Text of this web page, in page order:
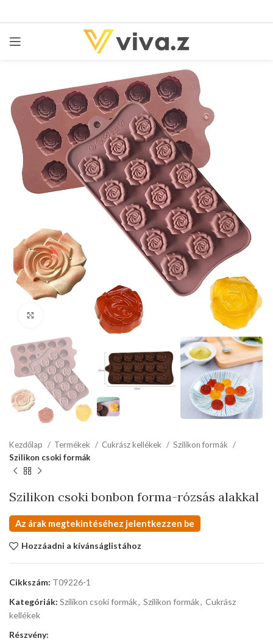
kattints a kinagyításhoz
Kezdőlap Termékek Cukrász kellékek
Szilikon formák
Szilikon csoki formák
Szilikon csoki bonbon forma-rózsás alakkal
Az árak megtekintéséhez jelentkezzen be
Hozzáadni a kívánságlistához
Cikkszám: T09226-1
Kategóriák: Szilikon csoki formák, Szilikon formák, Cukrász
kellékek
Részvény: